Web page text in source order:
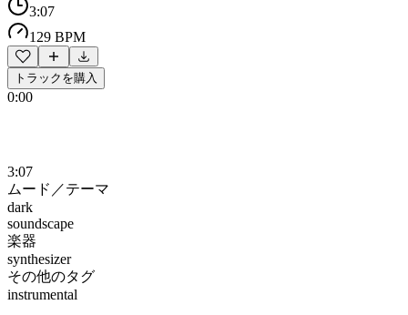
3:07
129 BPM
トラックを購入
0:00
3:07
ムード／テーマ
dark
soundscape
楽器
synthesizer
その他のタグ
instrumental